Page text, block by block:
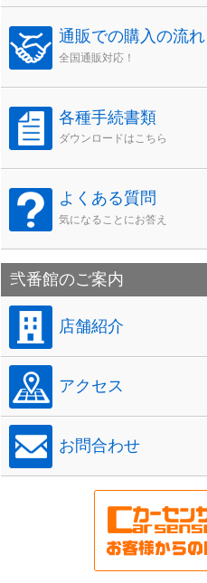
通販での購入の流れ
全国通販対応！
各種手続書類
ダウンロードはこちら
よくある質問
気になることにお答え
弐番館のご案内
店舗紹介
アクセス
お問合わせ